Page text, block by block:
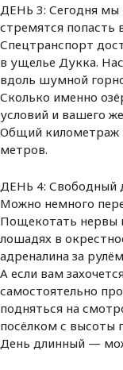
ДЕНЬ 3: Сегодня мы
стремятся попасть
Спецтранспорт
в ущелье Дукка.
вдоль шумной
Сколько именно
условий и вашего
Общий
метров.
ДЕНЬ 4: Свободный
Можно немного
Пощекотать нервы
лошадях в
адреналина за
А если вам
самостоятельно
подняться на
посёлком с высоты
День длинный —